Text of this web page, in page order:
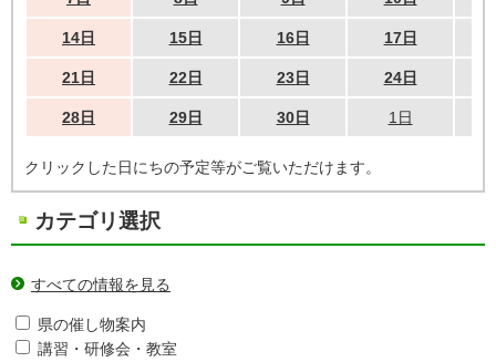
14日 15日 16日 17日
21日 22日 23日 24日
28日 29日 30日 1日
クリックした日にちの予定等がご覧いただけます。
カテゴリ選択
すべての情報を見る
県の催し物案内
講習・研修会・教室